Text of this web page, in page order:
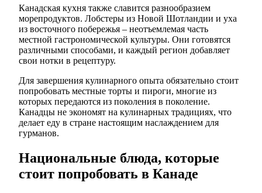
Канадская кухня также славится разнообразием
морепродуктов. Лобстеры из Новой Шотландии и уха
из восточного побережья – неотъемлемая часть
местной гастрономической культуры. Они готовятся
различными способами, и каждый регион добавляет
свои нотки в рецептуру.
Для завершения кулинарного опыта обязательно стоит
попробовать местные торты и пироги, многие из
которых передаются из поколения в поколение.
Канадцы не экономят на кулинарных традициях, что
делает еду в стране настоящим наслаждением для
гурманов.
Национальные блюда, которые
стоит попробовать в Канаде